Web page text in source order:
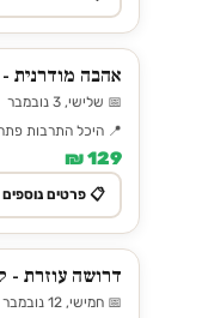
אהבה מודרנית
📅 שלישי, 3 נובמבר ⏰ 20:30
📍 היכל התרבות
129 ₪
📋 פרטים נוספים
דרושה עוזרת -
📅 חמישי, 12 נובמבר ⏰ 20:30